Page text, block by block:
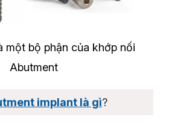
một bộ phận của khớp nối
Abutment
implant là gì?